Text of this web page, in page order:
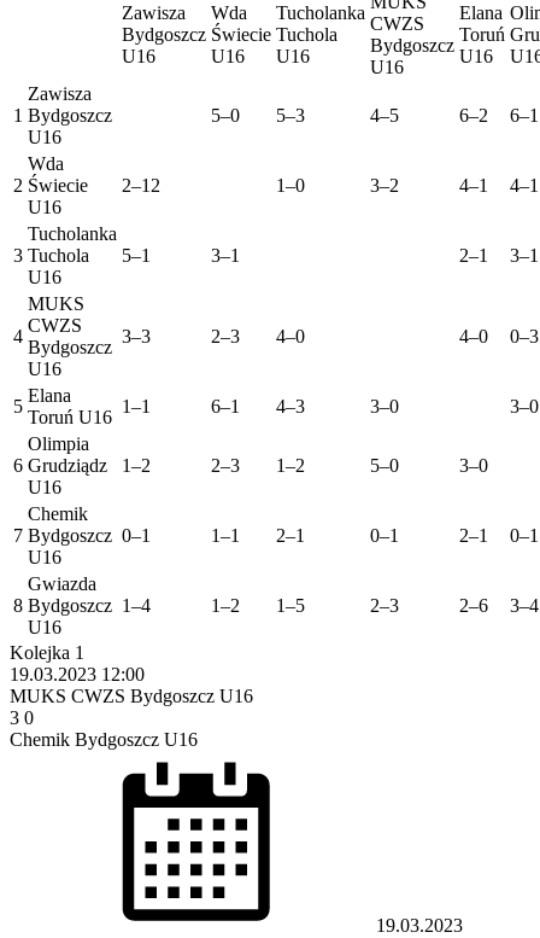
Zawisza
Bydgoszcz
U16
Wda
Świecie
U16
Tucholanka
Tuchola
U16
CWZS
Bydgoszcz
U16
Elana
Toruń
U16
1
Zawisza
Bydgoszcz
U16
5–0 5–3 4–5 6–2 6–1
2
Wda
Świecie
U16
2–12 1–0 3–2 4–1 4–1
3
Tucholanka
Tuchola
U16
5–1 3–1 2–1 3–1
4
MUKS
CWZS
Bydgoszcz
U16
3–3 2–3 4–0 4–0 0–3
5
Elana
Toruń U16
1–1 6–1 4–3 3–0 3–0
6
Olimpia
Grudziądz
U16
1–2 2–3 1–2 5–0 3–0
7
Chemik
Bydgoszcz
U16
0–1 1–1 2–1 0–1 2–1 0–1
8
Gwiazda
Bydgoszcz
U16
1–4 1–2 1–5 2–3 2–6 3–4
Kolejka 1
19.03.2023 12:00
MUKS CWZS Bydgoszcz U16
3 0
Chemik Bydgoszcz U16
19.03.2023